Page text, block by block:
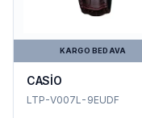
KARGO BEDAVA
CASİO
LTP-V007L-9EUDF